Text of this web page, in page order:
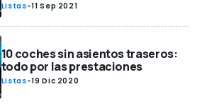
Listas-11 Sep 2021
10 coches sin asientos traseros:
todo por las prestaciones
Listas-19 Dic 2020